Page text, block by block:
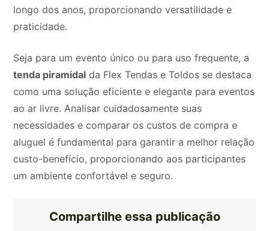
longo dos anos, proporcionando versatilidade e
praticidade.
Seja para um evento único ou para uso frequente, a
tenda piramidal da Flex Tendas e Toldos se destaca
como uma solução eficiente e elegante para eventos
ao ar livre. Analisar cuidadosamente suas
necessidades e comparar os custos de compra e
aluguel é fundamental para garantir a melhor relação
custo-benefício, proporcionando aos participantes
um ambiente confortável e seguro.
Compartilhe essa publicação